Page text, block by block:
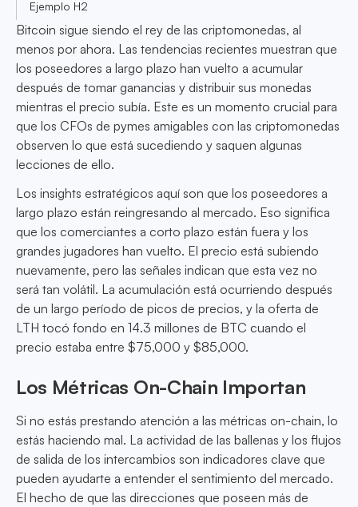
Ejemplo H2
Bitcoin sigue siendo el rey de las criptomonedas, al
menos por ahora. Las tendencias recientes muestran que
los poseedores a largo plazo han vuelto a acumular
después de tomar ganancias y distribuir sus monedas
mientras el precio subía. Este es un momento crucial para
que los CFOs de pymes amigables con las criptomonedas
observen lo que está sucediendo y saquen algunas
lecciones de ello.
Los insights estratégicos aquí son que los poseedores a
largo plazo están reingresando al mercado. Eso significa
que los comerciantes a corto plazo están fuera y los
grandes jugadores han vuelto. El precio está subiendo
nuevamente, pero las señales indican que esta vez no
será tan volátil. La acumulación está ocurriendo después
de un largo período de picos de precios, y la oferta de
LTH tocó fondo en 14.3 millones de BTC cuando el
precio estaba entre $75,000 y $85,000.
Los Métricas On-Chain Importan
Si no estás prestando atención a las métricas on-chain, lo
estás haciendo mal. La actividad de las ballenas y los flujos
de salida de los intercambios son indicadores clave que
pueden ayudarte a entender el sentimiento del mercado.
El hecho de que las direcciones que poseen más de